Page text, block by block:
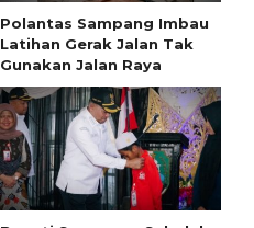
Polantas Sampang Imbau
Latihan Gerak Jalan Tak
Gunakan Jalan Raya